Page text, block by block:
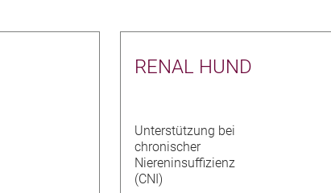
RENAL HUND
Unterstützung bei
chronischer
Niereninsuffizienz
(CNI)